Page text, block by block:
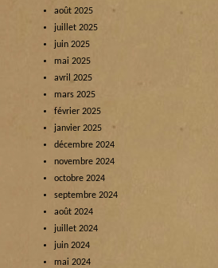
août 2025
juillet 2025
juin 2025
mai 2025
avril 2025
mars 2025
février 2025
janvier 2025
décembre 2024
novembre 2024
octobre 2024
septembre 2024
août 2024
juillet 2024
juin 2024
mai 2024